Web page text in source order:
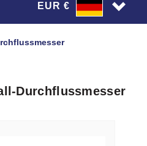
EUR €
Durchflussmesser